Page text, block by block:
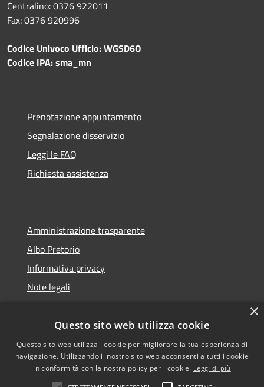
Centralino: 0376 922011
Fax: 0376 920996
Codice Univoco Ufficio: WGSD6O
Codice IPA: sma_mn
Prenotazione appuntamento
Segnalazione disservizio
Leggi le FAQ
Richiesta assistenza
Amministrazione trasparente
Albo Pretorio
Informativa privacy
Note legali
Accessibilità
Copyright © 2026 • Comune di
San Martino dall'Argine •
×
Questo sito web utilizza cookie
Questo sito web utilizza i cookie per migliorare la tua esperienza di
navigazione. Utilizzando il nostro sito web acconsenti a tutti i cookie
in conformità con la nostra policy per i cookie. Leggi di più